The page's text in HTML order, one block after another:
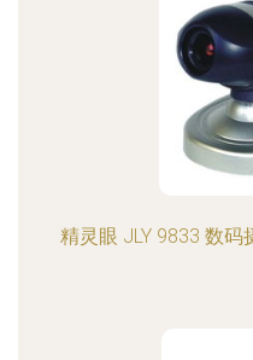
精灵眼 JLY 9833 数